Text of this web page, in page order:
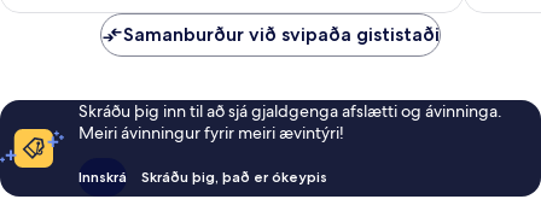
Samanburður við svipaða gististaði
Skráðu þig inn til að sjá gjaldgenga afslætti og ávinninga.
Meiri ávinningur fyrir meiri ævintýri!
Innskrá Skráðu þig, það er ókeypis